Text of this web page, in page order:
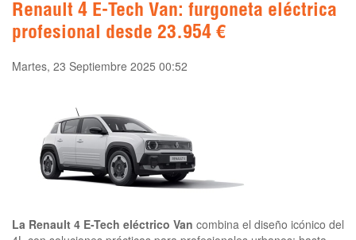
Renault 4 E-Tech Van: furgoneta eléctrica
profesional desde 23.954 €
Martes, 23 Septiembre 2025 00:52
La Renault 4 E-Tech eléctrico Van combina el diseño icónico del